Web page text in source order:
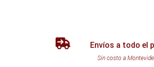
Envíos a todo el
Sin costo a